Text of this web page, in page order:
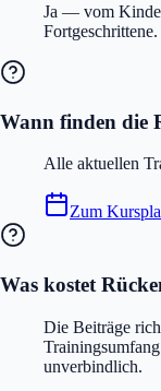
Ja — vom
Fortgeschrittene.
Wann finden die
Alle aktuellen
Zum
Was kostet
Die Beiträge
unverbindlich.